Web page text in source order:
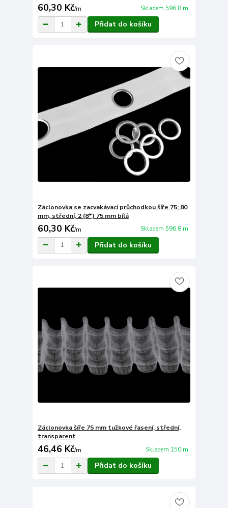
60,30 Kč/m Skladem 596.8 m
Přidat do košíku
Záclonovka se zacvakávací průchodkou šíře 75; 80
mm, střední, 2 (8*) 75 mm bílá
60,30 Kč/m Skladem 596.8 m
Přidat do košíku
Záclonovka šíře 75 mm tužkové řasení, střední,
transparent
46,46 Kč/m Skladem 150 m
Přidat do košíku